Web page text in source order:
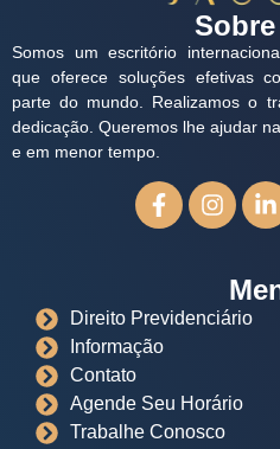
Somos um escritório
que oferece soluções efetivas
parte do mundo. Realizamos o
dedicação. Queremos lhe ajudar
e em menor tempo.
Direito Previdenciário
Informação
Contato
Agende Seu Horário
Trabalhe Conosco